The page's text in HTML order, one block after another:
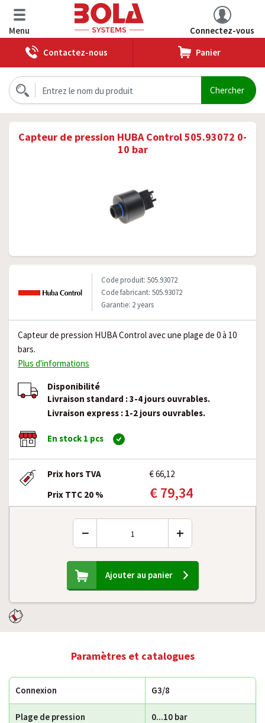
Menu
Connectez-vous
Contactez-nous
Panier
Capteur de pression HUBA Control 505.93072 0-
10 bar
Code produit: 505.93072
Code fabricant: 505.93072
Garantie: 2 years
Capteur de pression HUBA Control avec une plage de 0 à 10
bars.
Plus d'informations
Disponibilité
Livraison standard : 3-4 jours ouvrables.
Livraison express : 1-2 jours ouvrables.
En stock 1 pcs
Prix hors TVA
€ 66,12
Prix TTC 20 %
€ 79,34
− +
Ajouter au panier
Paramètres et catalogues
Connexion G3/8
Plage de pression 0...10 bar